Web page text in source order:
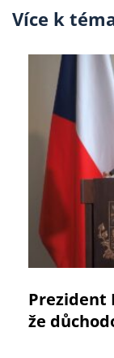
Více k
Prezident
že